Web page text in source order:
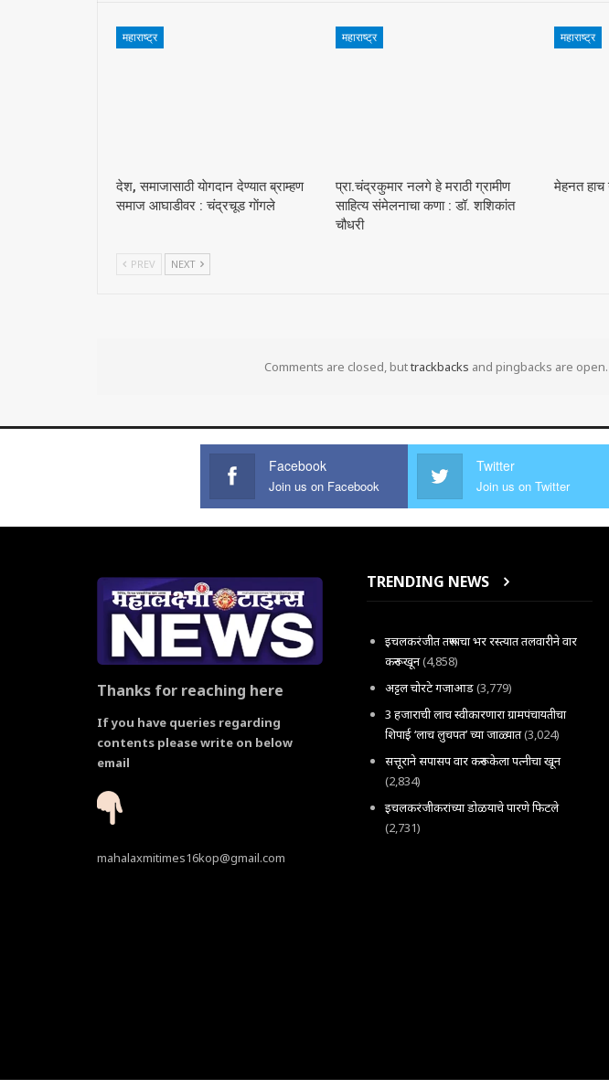
महाराष्ट्र
देश, समाजासाठी याेगदान देण्यात ब्राम्हण
समाज आघाडीवर : चंद्रचूड गाेंगले
महाराष्ट्र
प्रा.चंद्रकुमार नलगे हे मराठी ग्रामीण
साहित्य संमेलनाचा कणा : डॉ. शशिकांत
चौधरी
महाराष्ट्र
मेहनत हाच
PREV NEXT
Comments are closed, buttrackbacks and pingbacks are open.
Facebook
Join us on Facebook
Twitter
Join us on Twitter
Thanks for reaching here
If you have queries regarding
contents please write on below
email
mahalaxmitimes16kop@gmail.com
TRENDING NEWS
इचलकरंजीत तरूणाचा भर रस्त्यात तलवारीने वार
करून खून(4,858)
अट्टल चोरटे गजाआड(3,779)
3 हजाराची लाच स्वीकारणारा ग्रामपंचायतीचा
शिपाई ‘लाच लुचपत’ च्या जाळ्यात(3,024)
सत्तूराने सपासप वार करून केला पत्नीचा खून
(2,834)
इचलकरंजीकरांच्या डोळयाचे पारणे फिटले
(2,731)